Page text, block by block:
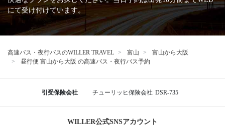
にて受け付けています。
高速バス・夜行バスのWILLER TRAVEL 富山
富山から大阪
昼行便 富山から大阪 の高速バス・夜行バス予約
引受保険会社 チューリッヒ保険会社 DSR-735
WILLER公式SNSアカウント